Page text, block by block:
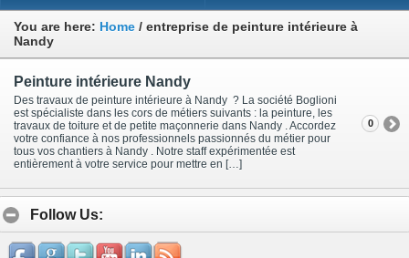
You are here: Home / entreprise de peinture intérieure à
Nandy
Peinture intérieure Nandy
Des travaux de peinture intérieure à Nandy ? La société Boglioni
est spécialiste dans les cors de métiers suivants : la peinture, les
travaux de toiture et de petite maçonnerie dans Nandy . Accordez
votre confiance à nos professionnels passionnés du métier pour
tous vos chantiers à Nandy . Notre staff expérimentée est
entièrement à votre service pour mettre en […]
0
Follow Us: